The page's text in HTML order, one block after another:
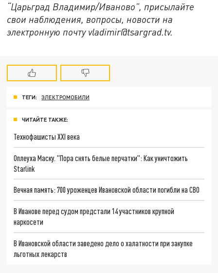
“Царьград Владимир/Иваново”, присылайте
свои наблюдения, вопросы, новости на
электронную почту vladimir@tsargrad.tv.
ТЕГИ: ЭЛЕКТРОМОБИЛИ
ЧИТАЙТЕ ТАКЖЕ:
Технофашисты XXI века
Оплеуха Маску. "Пора снять белые перчатки": Как уничтожить
Starlink
Вечная память: 700 уроженцев Ивановской области погибли на СВО
В Иванове перед судом предстали 14 участников крупной
наркосети
В Ивановской области заведено дело о халатности при закупке
льготных лекарств